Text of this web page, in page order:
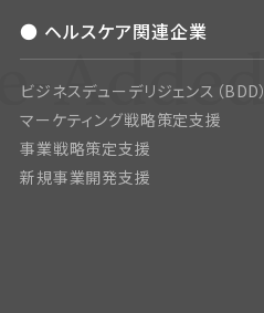
● ヘルスケア関連企業
ビジネスデューデリジェンス（BDD）
マーケティング戦略策定支援
事業戦略策定支援
新規事業開発支援